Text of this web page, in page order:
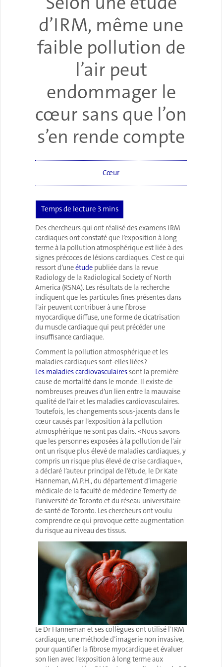
d’IRM, même une
faible pollution de
l’air peut
endommager le
cœur sans que l’on
s’en rende compte
Cœur
Des chercheurs qui ont réalisé des examens IRM
cardiaques ont constaté que l’exposition à long
terme à la pollution atmosphérique est liée à des
signes précoces de lésions cardiaques. C’est ce qui
ressort d’uneétude publiée dans la revue
Radiology de la Radiological Society of North
America (RSNA). Les résultats de la recherche
indiquent que les particules fines présentes dans
l’air peuvent contribuer à une fibrose
myocardique diffuse, une forme de cicatrisation
du muscle cardiaque qui peut précéder une
insuffisance cardiaque.
Comment la pollution atmosphérique et les
maladies cardiaques sont-elles liées ?
Les maladies cardiovasculairessont la première
cause de mortalité dans le monde. Il existe de
nombreuses preuves d’un lien entre la mauvaise
qualité de l’air et les maladies cardiovasculaires.
Toutefois, les changements sous-jacents dans le
cœur causés par l’exposition à la pollution
atmosphérique ne sont pas clairs. « Nous savons
que les personnes exposées à la pollution de l’air
ont un risque plus élevé de maladies cardiaques, y
compris un risque plus élevé de crise cardiaque »,
a déclaré l’auteur principal de l’étude, le Dr Kate
Hanneman, M.P.H., du département d’imagerie
médicale de la faculté de médecine Temerty de
l’université de Toronto et du réseau universitaire
de santé de Toronto. Les chercheurs ont voulu
comprendre ce qui provoque cette augmentation
du risque au niveau des tissus.
Le Dr Hanneman et ses collègues ont utilisé l’IRM
cardiaque, une méthode d’imagerie non invasive,
pour quantifier la fibrose myocardique et évaluer
son lien avec l’exposition à long terme aux